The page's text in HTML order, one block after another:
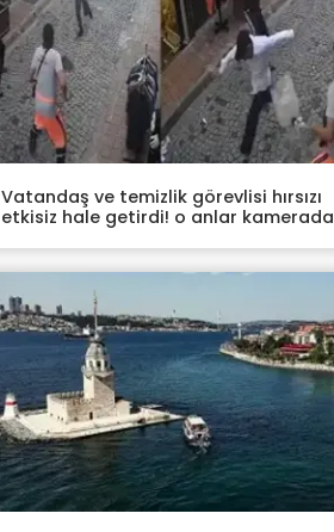
Vatandaş ve temizlik görevlisi hırsızı
etkisiz hale getirdi! o anlar kamerada